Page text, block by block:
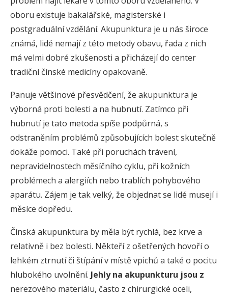
oboru existuje bakalářské, magisterské i
postgraduální vzdělání. Akupunktura je u nás široce
známá, lidé nemají z této metody obavu, řada z nich
má velmi dobré zkušenosti a přicházejí do center
tradiční čínské medicíny opakovaně.
Panuje většinové přesvědčení, že akupunktura je
výborná proti bolesti a na hubnutí. Zatímco při
hubnutí je tato metoda spíše podpůrná, s
odstraněním problémů způsobujících bolest skutečně
dokáže pomoci. Také při poruchách trávení,
nepravidelnostech měsíčního cyklu, při kožních
problémech a alergiích nebo trablích pohybového
aparátu. Zájem je tak velký, že objednat se lidé musejí i
měsíce dopředu.
Čínská akupunktura by měla být rychlá, bez krve a
relativně i bez bolesti. Někteří z ošetřených hovoří o
lehkém ztrnutí či štípání v místě vpichů a také o pocitu
hlubokého uvolnění. Jehly na akupunkturu jsou z
nerezového materiálu, často z chirurgické oceli,